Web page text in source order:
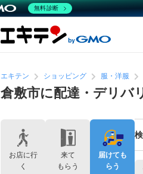
エキテン ショッピング 服・洋服
倉敷市に配達・デリバ
お店に行
く
来て
もらう
届けても
らう
無料診断